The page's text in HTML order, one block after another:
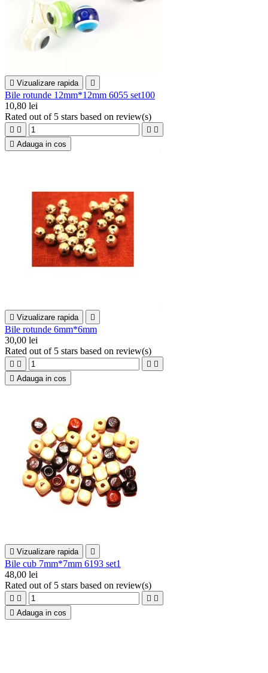
 Vizualizare rapida 
Bile rotunde 12mm*12mm 6055 set100
10,80 lei
Rated out of 5 stars based on review(s)
   
 Adauga in cos
 Vizualizare rapida 
Bile rotunde 6mm*6mm
30,00 lei
Rated out of 5 stars based on review(s)
   
 Adauga in cos
 Vizualizare rapida 
Bile cub 7mm*7mm 6193 set1
48,00 lei
Rated out of 5 stars based on review(s)
   
 Adauga in cos